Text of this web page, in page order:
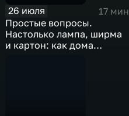
26 июля
17 мин
Простые вопросы.
Настолько лампа, ширма
и картон: как дома